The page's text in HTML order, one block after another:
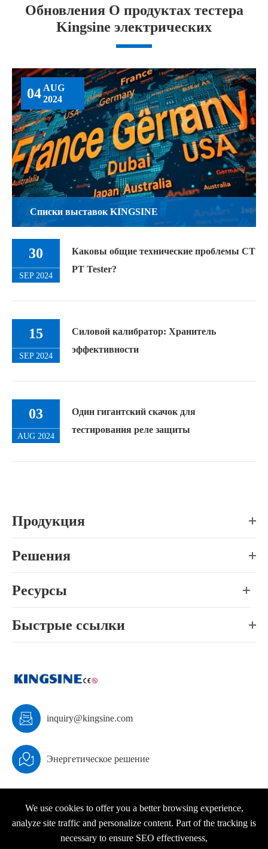
Обновления О продуктах тестера
Kingsine электрических
Списки выставок KINGSINE
04 AUG
2024
30
SEP 2024
Каковы общие технические проблемы CT
PT Tester?
15
SEP 2024
Силовой калибратор: Хранитель
эффективности
03
AUG 2024
Один гигантский скачок для
тестирования реле защиты
Продукция
Решения
Ресурсы
Быстрые ссылки
 inquiry@kingsine.com
 Энергетическое решение
Авторские права © KINGSINE Electric
We use cookies to offer you a better browsing experience,
analyze site traffic and personalize content. Part of the tracking is
necessary to ensure SEO effectiveness,